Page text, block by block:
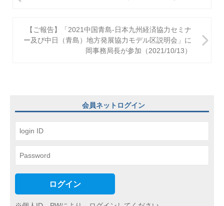
ョ
ン
【ご報告】「2021中国青島-日本九州経済協力セミナ
ー及び中日（青島）地方発展協力モデル区説明会」に
岡事務局長が参加（2021/10/13）
会員ネットログイン
ログイン